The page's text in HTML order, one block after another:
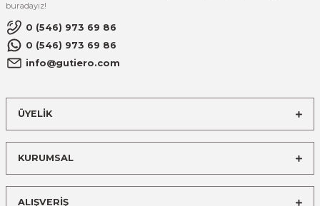
buradayız!
0 (546) 973 69 86
0 (546) 973 69 86
info@gutiero.com
ÜYELİK
KURUMSAL
ALIŞVERİŞ